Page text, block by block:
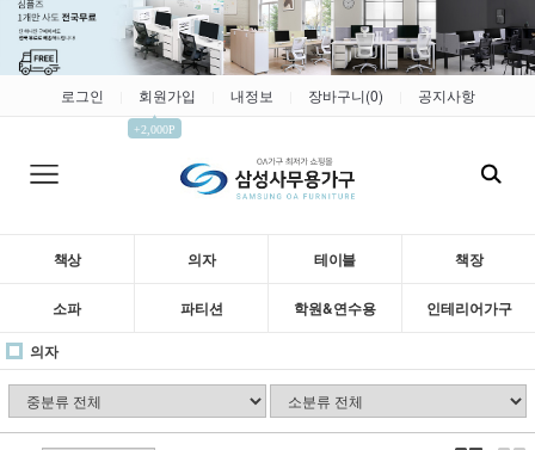
로그인 회원가입
▲
+2,000P
내정보 장바구니(0) 공지사항
책상 의자 테이블 책장
소파 파티션 학원&연수용
인테리어가구
의자